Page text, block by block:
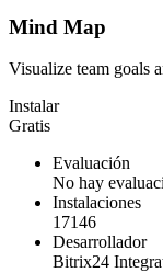
Mind Map
Visualize team goals
Instalar
Gratis
Evaluación
No hay
Instalaciones
17146
Desarrollador
Bitrix24